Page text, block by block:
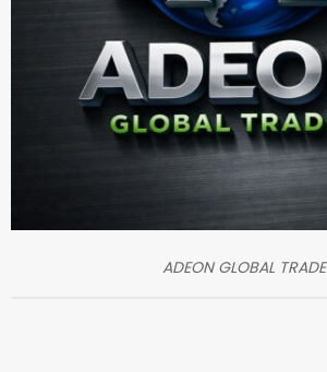
ADEON GLOBAL TRADE